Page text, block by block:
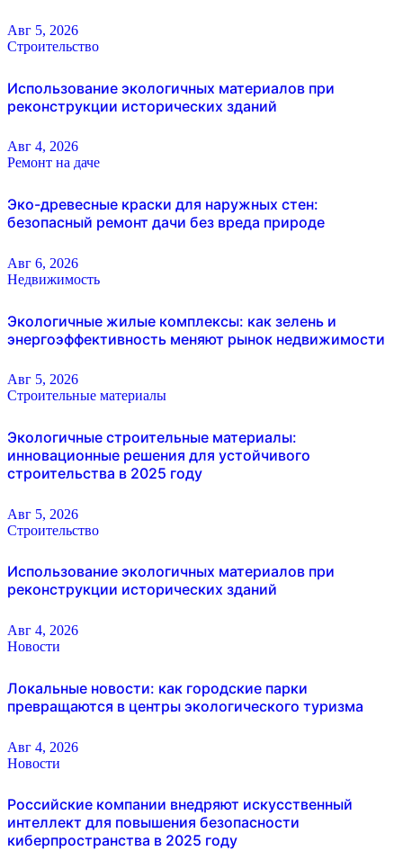
Авг 5, 2026
Строительство
Использование экологичных материалов при
реконструкции исторических зданий
Авг 4, 2026
Ремонт на даче
Эко-древесные краски для наружных стен:
безопасный ремонт дачи без вреда природе
Авг 6, 2026
Недвижимость
Экологичные жилые комплексы: как зелень и
энергоэффективность меняют рынок недвижимости
Авг 5, 2026
Строительные материалы
Экологичные строительные материалы:
инновационные решения для устойчивого
строительства в 2025 году
Авг 5, 2026
Строительство
Использование экологичных материалов при
реконструкции исторических зданий
Авг 4, 2026
Новости
Локальные новости: как городские парки
превращаются в центры экологического туризма
Авг 4, 2026
Новости
Российские компании внедряют искусственный
интеллект для повышения безопасности
киберпространства в 2025 году